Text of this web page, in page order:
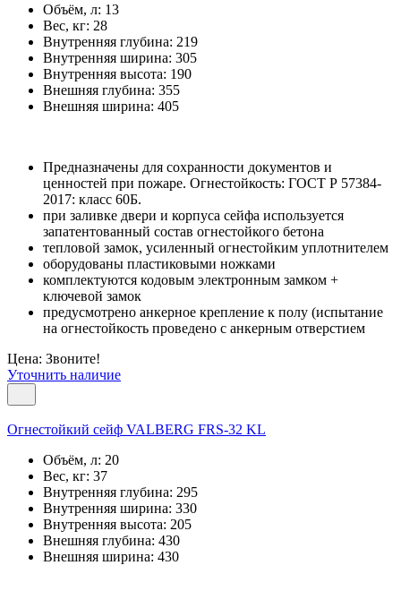
Объём, л: 13
Вес, кг: 28
Внутренняя глубина: 219
Внутренняя ширина: 305
Внутренняя высота: 190
Внешняя глубина: 355
Внешняя ширина: 405
Предназначены для сохранности документов и
ценностей при пожаре. Огнестойкость: ГОСТ Р 57384-
2017: класс 60Б.
при заливке двери и корпуса сейфа используется
запатентованный состав огнестойкого бетона
тепловой замок, усиленный огнестойким уплотнителем
оборудованы пластиковыми ножками
комплектуются кодовым электронным замком +
ключевой замок
предусмотрено анкерное крепление к полу (испытание
на огнестойкость проведено с анкерным отверстием
Цена: Звоните!
Уточнить наличие
Огнестойкий сейф VALBERG FRS-32 KL
Объём, л: 20
Вес, кг: 37
Внутренняя глубина: 295
Внутренняя ширина: 330
Внутренняя высота: 205
Внешняя глубина: 430
Внешняя ширина: 430